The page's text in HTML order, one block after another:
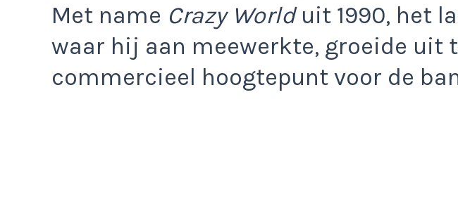
Met name Crazy Worlduit 1990, het
waar hij aan meewerkte, groeide uit
commercieel hoogtepunt voor de